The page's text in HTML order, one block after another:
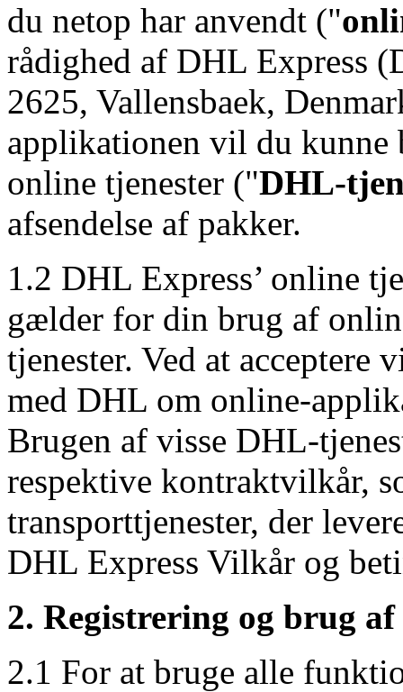
du netop har anvendt ("
rådighed af DHL Express
2625, Vallensbaek,
applikationen vil du kunne
online tjenester ("DHL-
afsendelse af pakker.
1.2 DHL Express’ online
gælder for din brug af
tjenester. Ved at acceptere
med DHL om online-
Brugen af visse DHL-
respektive kontraktvilkår,
transporttjenester, der
DHL Express Vilkår og
2. Registrering og brug
2.1 For at bruge alle